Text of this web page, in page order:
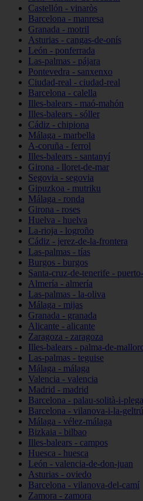
Castellón - vinaròs
Barcelona - manresa
Granada - motril
Asturias - cangas-de-onís
León - ponferrada
Las-palmas - pájara
Pontevedra - sanxenxo
Ciudad-real - ciudad-real
Barcelona - calella
Illes-balears - maó-mahón
Illes-balears - sóller
Cádiz - chipiona
Málaga - marbella
A-coruña - ferrol
Illes-balears - santanyí
Girona - lloret-de-mar
Segovia - segovia
Gipuzkoa - mutriku
Málaga - ronda
Girona - roses
Huelva - huelva
La-rioja - logroño
Cádiz - jerez-de-la-frontera
Las-palmas - tías
Burgos - burgos
Santa-cruz-de-tenerife -
Almería - almería
Las-palmas - la-oliva
Málaga - mijas
Granada - granada
Alicante - alicante
Zaragoza - zaragoza
Illes-balears - palma-de-
Las-palmas - teguise
Málaga - málaga
Valencia - valencia
Madrid - madrid
Barcelona - palau-solità-i-
Barcelona - vilanova-i-la-geltrú
Málaga - vélez-málaga
Bizkaia - bilbao
Illes-balears - campos
Huesca - huesca
León - valencia-de-don-juan
Asturias - oviedo
Barcelona - vilanova-del-camí
Zamora - zamora